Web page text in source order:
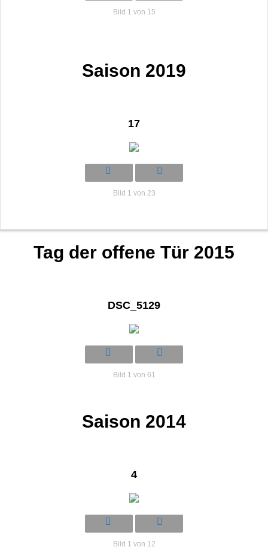
Bild 1 von 15
Saison 2019
17
Bild 1 von 23
Tag der offene Tür 2015
DSC_5129
Bild 1 von 61
Saison 2014
4
Bild 1 von 12